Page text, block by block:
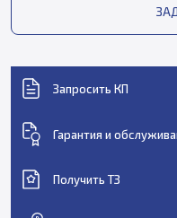
Запросить КП
Гарантия и
Получить ТЗ